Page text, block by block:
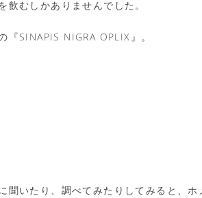
飲むしかありませんでした。
SINAPIS NIGRA OPLIX』。
聞いたり、調べてみたりしてみると、